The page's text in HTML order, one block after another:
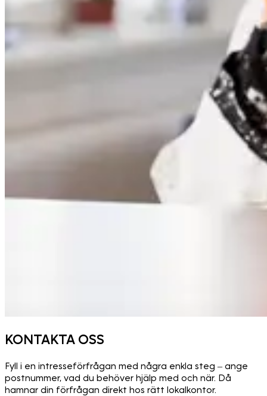
KONTAKTA OSS
Fyll i en intresseförfrågan med några enkla steg – ange
postnummer, vad du behöver hjälp med och när. Då
hamnar din förfrågan direkt hos rätt lokalkontor.